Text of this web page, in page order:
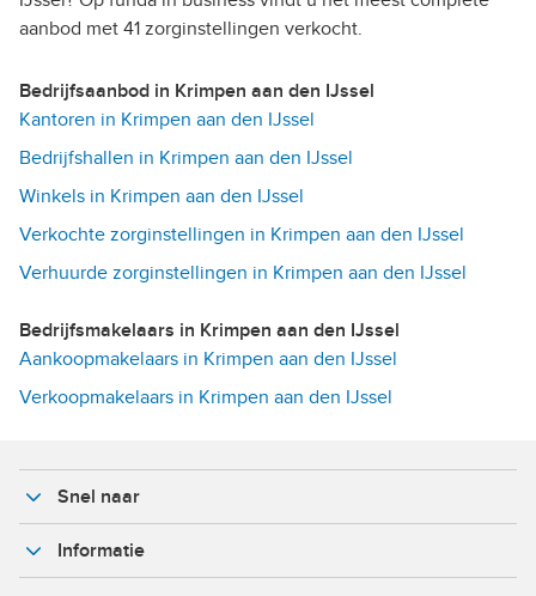
aanbod met 41 zorginstellingen verkocht.
Bedrijfsaanbod in Krimpen aan den IJssel
Kantoren in Krimpen aan den IJssel
Bedrijfshallen in Krimpen aan den IJssel
Winkels in Krimpen aan den IJssel
Verkochte zorginstellingen in Krimpen aan den IJssel
Verhuurde zorginstellingen in Krimpen aan den IJssel
Bedrijfsmakelaars in Krimpen aan den IJssel
Aankoopmakelaars in Krimpen aan den IJssel
Verkoopmakelaars in Krimpen aan den IJssel
Snel naar
Informatie